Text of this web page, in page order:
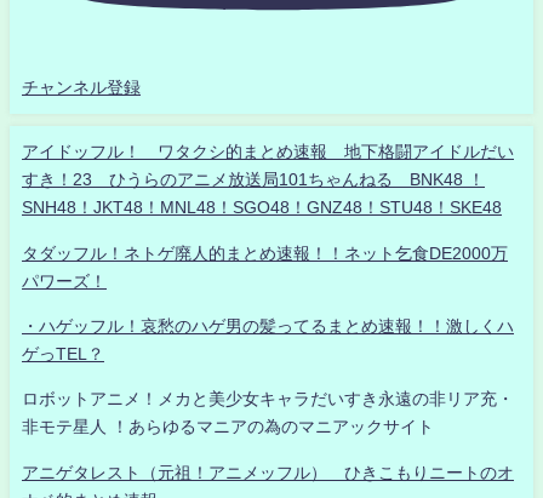
チャンネル登録
アイドッフル！ ワタクシ的まとめ速報 地下格闘アイドルだい
すき！23 ひうらのアニメ放送局101ちゃんねる BNK48 ！
SNH48！JKT48！MNL48！SGO48！GNZ48！STU48！SKE48
タダッフル！ネトゲ廃人的まとめ速報！！ネット乞食DE2000万
パワーズ！
・ハゲッフル！哀愁のハゲ男の髪ってるまとめ速報！！激しくハ
ゲっTEL？
ロボットアニメ！メカと美少女キャラだいすき永遠の非リア充・
非モテ星人 ！あらゆるマニアの為のマニアックサイト
アニゲタレスト（元祖！アニメッフル） ひきこもりニートのオ